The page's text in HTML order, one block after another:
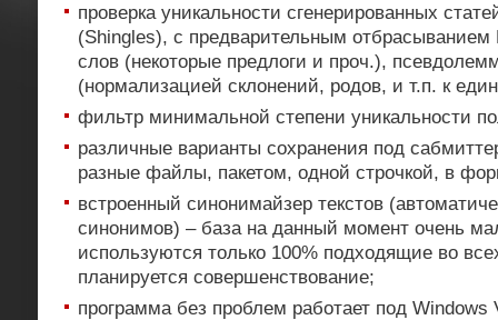
проверка уникальности сгенерированных
(Shingles), с предварительным отбрасыванием
слов (некоторые предлоги и проч.),
(нормализацией склонений, родов, и т.п. к
фильтр минимальной степени уникальности
различные варианты сохранения под
разные файлы, пакетом, одной строчкой, в
встроенный синонимайзер текстов
синонимов) – база на данный момент очень
используются только 100% подходящие во
планируется совершенствование;
программа без проблем работает под Windows